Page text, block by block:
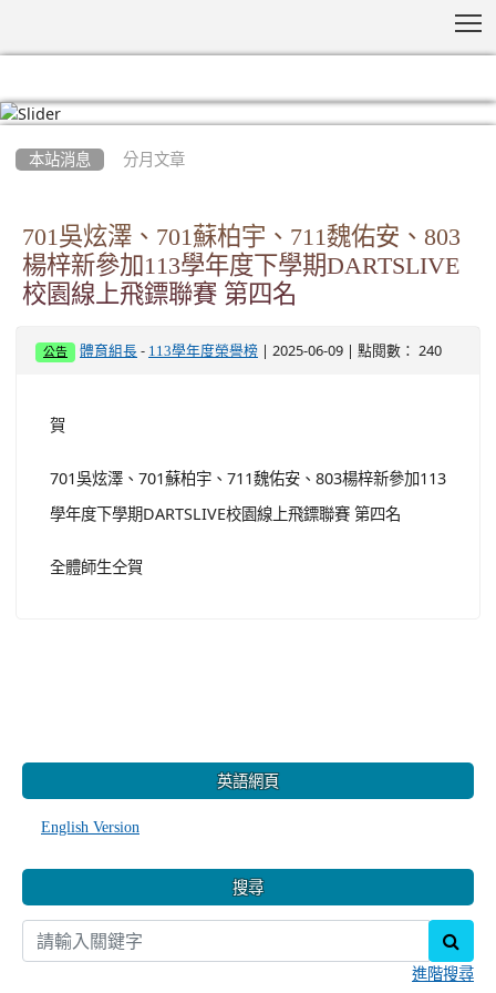
本站消息 分月文章
701吳炫澤、701蘇柏宇、711魏佑安、803
楊梓新參加113學年度下學期DARTSLIVE
校園線上飛鏢聯賽 第四名
公告 體育組長 - 113學年度榮譽榜 | 2025-06-09 | 點閱數： 240
賀
701吳炫澤、701蘇柏宇、711魏佑安、803楊梓新參加113
學年度下學期DARTSLIVE校園線上飛鏢聯賽 第四名
全體師生仝賀
英語網頁
English Version
搜尋
進階搜尋